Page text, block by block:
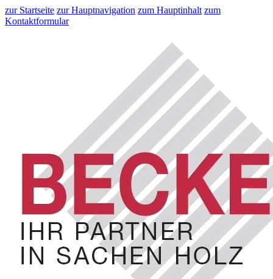
zur Startseite zur Hauptnavigation zum Hauptinhalt zum
Kontaktformular